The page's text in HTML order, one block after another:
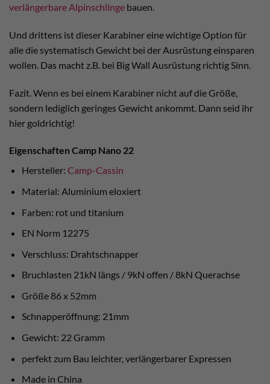
verlängerbare Alpinschlinge bauen.
Und drittens ist dieser Karabiner eine wichtige Option für
alle die systematisch Gewicht bei der Ausrüstung einsparen
wollen. Das macht z.B. bei Big Wall Ausrüstung richtig Sinn.
Fazit. Wenn es bei einem Karabiner nicht auf die Größe,
sondern lediglich geringes Gewicht ankommt. Dann seid ihr
hier goldrichtig!
Eigenschaften Camp Nano 22
Hersteller: Camp-Cassin
Material: Aluminium eloxiert
Farben: rot und titanium
EN Norm 12275
Verschluss: Drahtschnapper
Bruchlasten 21kN längs / 9kN offen / 8kN Querachse
Größe 86 x 52mm
Schnapperöffnung: 21mm
Gewicht: 22 Gramm
perfekt zum Bau leichter, verlängerbarer Expressen
Made in China